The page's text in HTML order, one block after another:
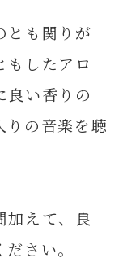
とも関りが
もしたアロ
良い香りの
りの音楽を聴
加えて、良
さい。